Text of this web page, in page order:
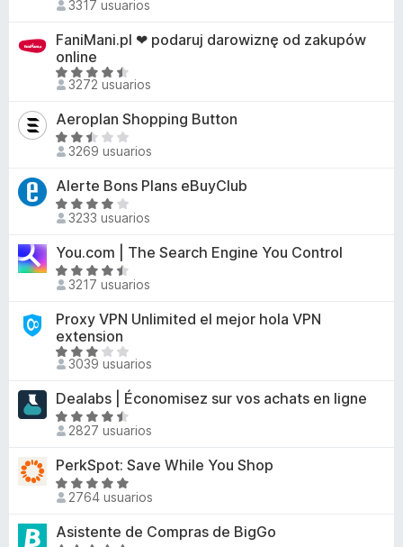
e
1
d
e
c
n
3
,
d
e
r
ó
c
n
4
,
d
e
e
v
a
l
o
ó
c
n
3
,
d
e
3317 usuarios
FaniMani.pl ❤ podaruj darowiznę od zakupów
online
S
e
v
a
l
r
ó
c
o
n
4
3
d
e
3272 usuarios
Aeroplan Shopping Button
S
e
v
a
r
ó
c
n
2
,
d
e
3269 usuarios
Alerte Bons Plans eBuyClub
S
e
v
a
r
ó
c
n
4
d
5
3233 usuarios
You.com | The Search Engine You Control
S
e
v
a
l
o
ó
c
n
4
,
d
3217 usuarios
Proxy VPN Unlimited el mejor hola VPN
extension
S
e
v
a
l
r
ó
c
o
n
3039 usuarios
Dealabs | Économisez sur vos achats en ligne
S
e
v
a
r
2827 usuarios
PerkSpot: Save While You Shop
S
e
v
a
2764 usuarios
Asistente de Compras de BigGo